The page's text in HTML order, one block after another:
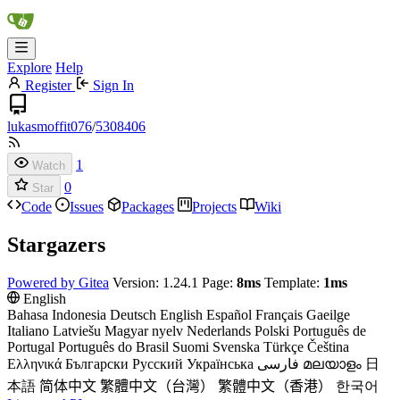
Explore Help
Register
Sign In
lukasmoffit076/5308406
Watch 1
Star
0
Code
Issues Packages Projects Wiki
Stargazers
Powered by Gitea Version: 1.24.1 Page: 8ms Template: 1ms
English
Bahasa Indonesia Deutsch English Español Français Gaeilge
Italiano Latviešu Magyar nyelv Nederlands Polski Português de
Portugal Português do Brasil Suomi Svenska Türkçe Čeština
Ελληνικά Български Русский Українська فارسی മലയാളം 日
本語 简体中文 繁體中文（台灣） 繁體中文（香港）
한국어